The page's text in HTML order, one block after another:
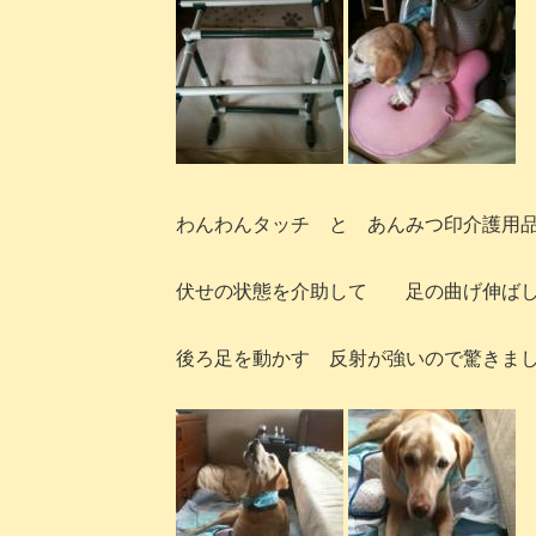
わんわんタッチ と あんみつ印介護用
伏せの状態を介助して 足の曲げ伸ばし
後ろ足を動かす 反射が強いので驚きまし